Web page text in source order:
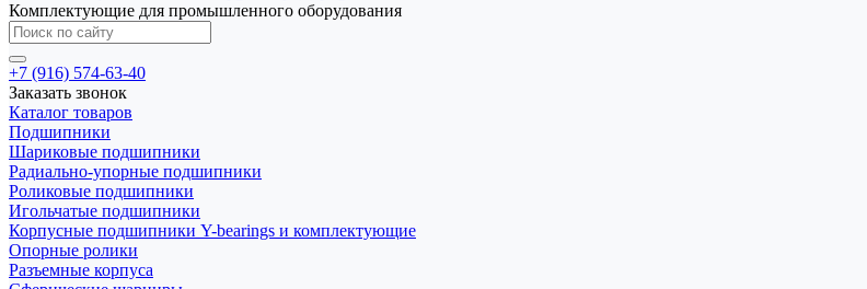
Комплектующие для промышленного оборудования
+7 (916) 574-63-40
Заказать звонок
Каталог товаров
Подшипники
Шариковые подшипники
Радиально-упорные подшипники
Роликовые подшипники
Игольчатые подшипники
Корпусные подшипники Y-bearings и комплектующие
Опорные ролики
Разъемные корпуса